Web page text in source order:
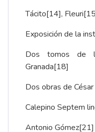
Tácito[14], Fleuri
Exposición de la
Dos tomos de
Granada[18]
Dos obras de César
Calepino Septem
Antonio Gómez[21]